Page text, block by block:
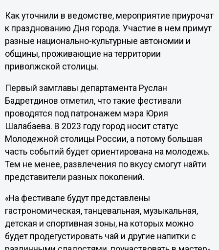
Как уточнили в ведомстве, мероприятие приурочат
к празднованию Дня города. Участие в нем примут
разные национально-культурные автономии и
общины, проживающие на территории
приволжской столицы.
Первый замглавы департамента Руслан
Бадретдинов отметил, что такие фестивали
проводятся под патронажем мэра Юрия
Шалабаева. В 2023 году город носит статус
Молодежной столицы России, а потому большая
часть событий будет ориентирована на молодежь.
Тем не менее, развлечения по вкусу смогут найти
представители разных поколений.
«На фестивале будут представлены
гастрономическая, танцевальная, музыкальная,
детская и спортивная зоны, на которых можно
будет продегустировать чай и другие напитки с